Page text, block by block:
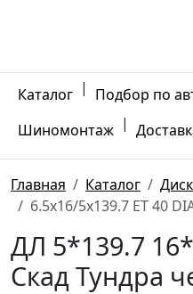
Каталог | Подбор по
Шиномонтаж |
Главная Каталог
6.5x16/5x139.7 ET 40
ДЛ 5*139.7
Скад Тундра